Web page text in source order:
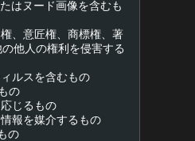
はヌード画像を含むも
、意匠権、商標権、著
他人の権利を侵害する
ルスを含むもの
の
じるもの
報を媒介するもの
の